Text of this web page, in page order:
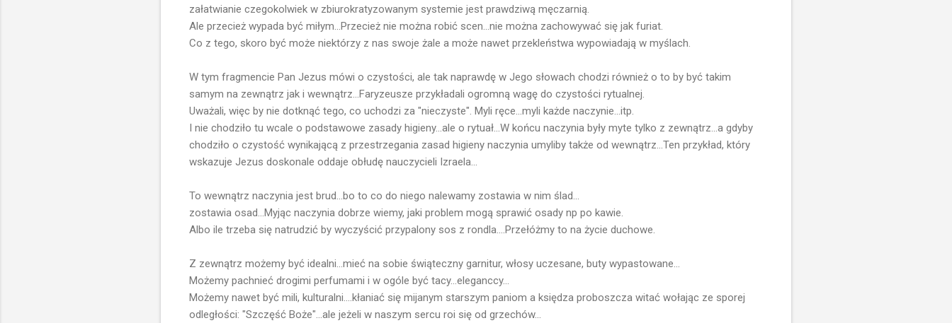
załatwianie czegokolwiek w zbiurokratyzowanym systemie jest prawdziwą męczarnią.
Ale przecież wypada być miłym...Przecież nie można robić scen...nie można zachowywać się jak furiat.
Co z tego, skoro być może niektórzy z nas swoje żale a może nawet przekleństwa wypowiadają w myślach.
W tym fragmencie Pan Jezus mówi o czystości, ale tak naprawdę w Jego słowach chodzi również o to by być takim
samym na zewnątrz jak i wewnątrz...Faryzeusze przykładali ogromną wagę do czystości rytualnej.
Uważali, więc by nie dotknąć tego, co uchodzi za "nieczyste". Myli ręce...myli każde naczynie...itp.
I nie chodziło tu wcale o podstawowe zasady higieny...ale o rytuał...W końcu naczynia były myte tylko z zewnątrz...a gdyby
chodziło o czystość wynikającą z przestrzegania zasad higieny naczynia umyliby także od wewnątrz...Ten przykład, który
wskazuje Jezus doskonale oddaje obłudę nauczycieli Izraela...
To wewnątrz naczynia jest brud...bo to co do niego nalewamy zostawia w nim ślad...
zostawia osad...Myjąc naczynia dobrze wiemy, jaki problem mogą sprawić osady np po kawie.
Albo ile trzeba się natrudzić by wyczyścić przypalony sos z rondla....Przełóżmy to na życie duchowe.
Z zewnątrz możemy być idealni...mieć na sobie świąteczny garnitur, włosy uczesane, buty wypastowane...
Możemy pachnieć drogimi perfumami i w ogóle być tacy...eleganccy...
Możemy nawet być mili, kulturalni....kłaniać się mijanym starszym paniom a księdza proboszcza witać wołając ze sporej
odległości: "Szczęść Boże"...ale jeżeli w naszym sercu roi się od grzechów...